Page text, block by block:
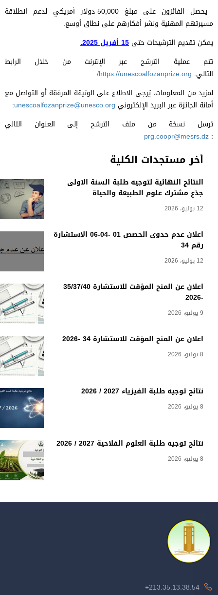
أخر مستجدات الكلية
النتائج النهائية لتوجيه طلبة السنة الاولى
جذع مشترك علوم الطبيعة والحياة
12 يوليو، 2026
اعلان عدم حدوى الحصص 01 -04-06 الاستشارة
رقم 34
12 يوليو، 2026
اعلان عن المنح المؤقت للاستشارة 35/37/40
-2026
9 يوليو، 2026
اعلان عن المنح المؤقت للاستشارة 34 -2026
8 يوليو، 2026
نتائج توجيه طلبة الفيزياء 2027 / 2026
8 يوليو، 2026
نتائج توجيه طلبة العلوم الفلاحية 2027 / 2026
8 يوليو، 2026
يحصل الفائزون على مبلغ 50,000 دولار أمريكي لدعم انطلاقة
مسيرتهم المهنية ونشر أفكارهم على نطاق أوسع.
يمكن تقديم الترشيحات حتى 15 أفريل 2025
.
تتم عملية الترشح عبر الإنترنت من خلال الرابط
التالي: https://unescoalfozanprize.org/
لمزيد من المعلومات، يُرجى الاطلاع على الوثيقة المرفقة أو التواصل مع
أمانة الجائزة عبر البريد الإلكتروني unescoalfozanprize@unesco.org
:
ترسل نسخة من ملف الترشح إلى العنوان التالي
:
prg.coopr@mesrs.dz
213.35.13.38.54+